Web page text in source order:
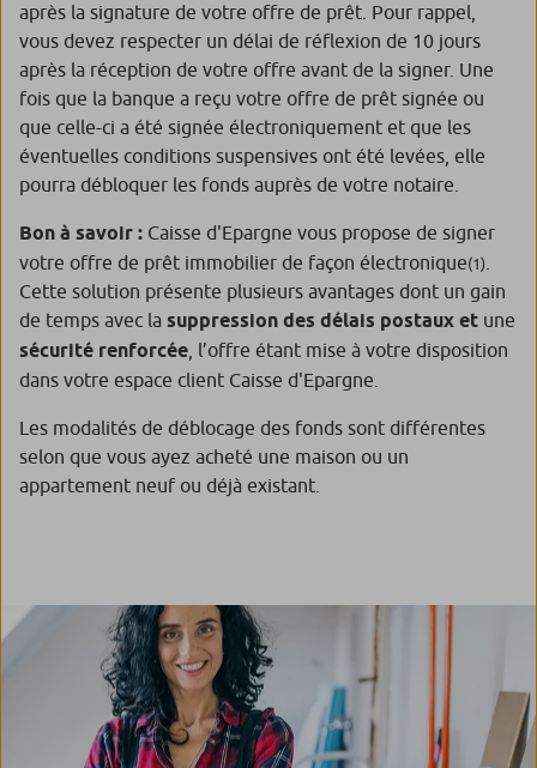
après la signature de votre offre de prêt. Pour rappel,
vous devez respecter un délai de réflexion de 10 jours
après la réception de votre offre avant de la signer. Une
fois que la banque a reçu votre offre de prêt signée ou
que celle-ci a été signée électroniquement et que les
éventuelles conditions suspensives ont été levées, elle
pourra débloquer les fonds auprès de votre notaire.
Bon à savoir : Caisse d'Epargne vous propose de signer
votre offre de prêt immobilier de façon électronique(1)
Cette solution présente plusieurs avantages dont un gain
de temps avec la suppression des délais postaux et une
sécurité renforcée , l’offre étant mise à votre disposition
dans votre espace client Caisse d'Epargne.
Les modalités de déblocage des fonds sont différentes
selon que vous ayez acheté une maison ou un
appartement neuf ou déjà existant.